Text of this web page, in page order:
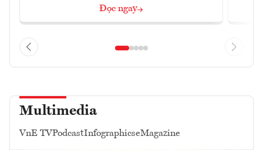
Đọc ngay
Multimedia
VnE TVPodcastInfographicseMagazine